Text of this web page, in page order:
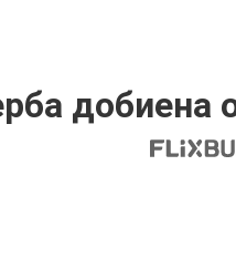
добиена